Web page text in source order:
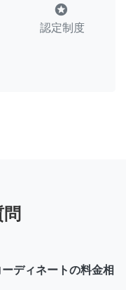
stars
認定制度
ディネートの料金相